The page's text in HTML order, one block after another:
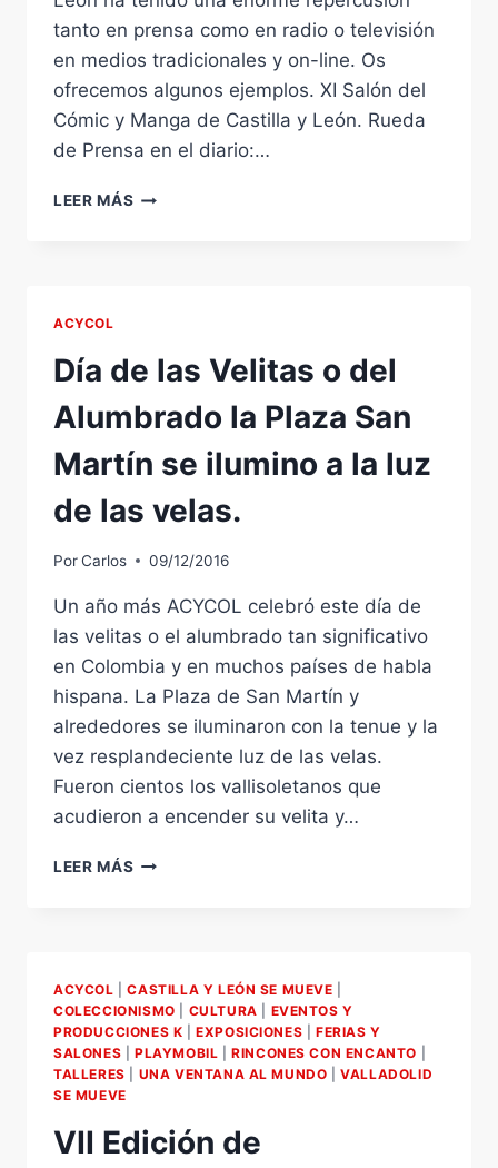
tanto en prensa como en radio o televisión
en medios tradicionales y on-line. Os
ofrecemos algunos ejemplos. XI Salón del
Cómic y Manga de Castilla y León. Rueda
de Prensa en el diario:…
LEER MÁS XI
CASTILLA
Y
LEÓN.
RUEDA
DE
PRENSA
LOS
ACYCOL
Día de las Velitas o del
Alumbrado la Plaza San
Martín se ilumino a la luz
de las velas.
PorCarlos 09/12/2016
Un año más ACYCOL celebró este día de
las velitas o el alumbrado tan significativo
en Colombia y en muchos países de habla
hispana. La Plaza de San Martín y
alrededores se iluminaron con la tenue y la
vez resplandeciente luz de las velas.
Fueron cientos los vallisoletanos que
acudieron a encender su velita y…
LEER MÁS DÍA
ALUMBRADO
LA
PLAZA
SAN
ILUMINO
ACYCOL |CASTILLA Y LEÓN SE MUEVE
COLECCIONISMO
CULTURA
EVENTOS Y
PRODUCCIONES K |EXPOSICIONES |FERIAS Y
SALONES
PLAYMOBIL |RINCONES CON ENCANTO
TALLERES
UNA VENTANA AL MUNDO |VALLADOLID
SE MUEVE
VII Edición de